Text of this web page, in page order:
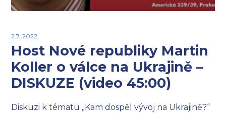
2.7. 2022
Host Nové republiky Martin
Koller o válce na Ukrajině –
DISKUZE (video 45:00)
Diskuzi k tématu „Kam dospěl vývoj na Ukrajině?“